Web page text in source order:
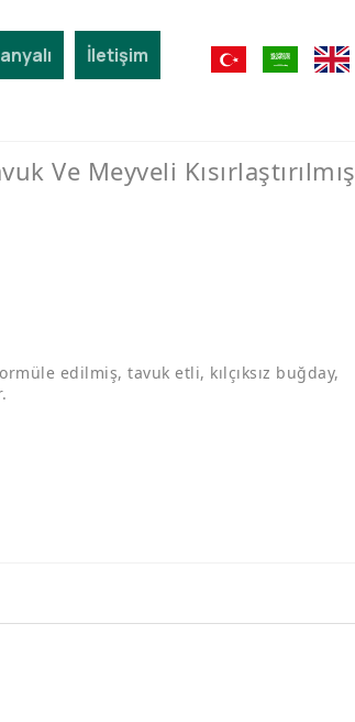
Ve Meyveli Kısırlaştırılmış
edilmiş, tavuk etli, kılçıksız buğday,
Ürün
Mağazası
İletişim